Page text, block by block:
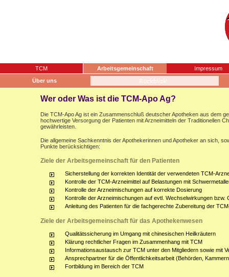
TCM Arbeitsgemeinschaft
Impressum
Über uns
Wer oder Was ist die TCM-Apo Ag?
Die TCM-Apo Ag ist ein Zusammenschluß deutscher Apotheken aus dem
hochwertige Versorgung der Patienten mit Arzneimitteln der Traditionellen
gewährleisten.
Die allgemeine Sachkenntnis der Apothekerinnen und Apotheker an sich,
Punkte berücksichtigen:
Ziele der Arbeitsgemeinschaft für den Patienten
Sicherstellung der korrekten Identität der verwendeten TCM-
Kontrolle der TCM-Arzneimittel auf Belastungen mit
Kontrolle der Arzneimischungen auf korrekte Dosierung
Kontrolle der Arzneimischungen auf evtl. Wechselwirkungen
Anleitung des Patienten für die fachgerechte Zubereitung der
Ziele der Arbeitsgemeinschaft für das Apothekenwesen
Qualitätssicherung im Umgang mit chinesischen Heilkräutern
Klärung rechtlicher Fragen im Zusammenhang mit TCM
Informationsaustausch zur TCM unter den Mitgliedern sowie mit
Ansprechpartner für die Öffentlichkeitsarbeit (Behörden,
Fortbildung im Bereich der TCM